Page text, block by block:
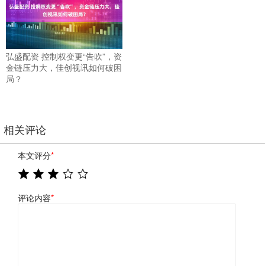
弘盛配资 控制权变更“告吹”，资
金链压力大，佳创视讯如何破困
局？
相关评论
本文评分*
评论内容*